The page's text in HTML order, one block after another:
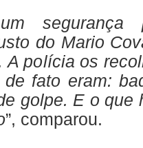
do Mario
A polícia os
fato eram:
golpe. E o que
”, comparou.